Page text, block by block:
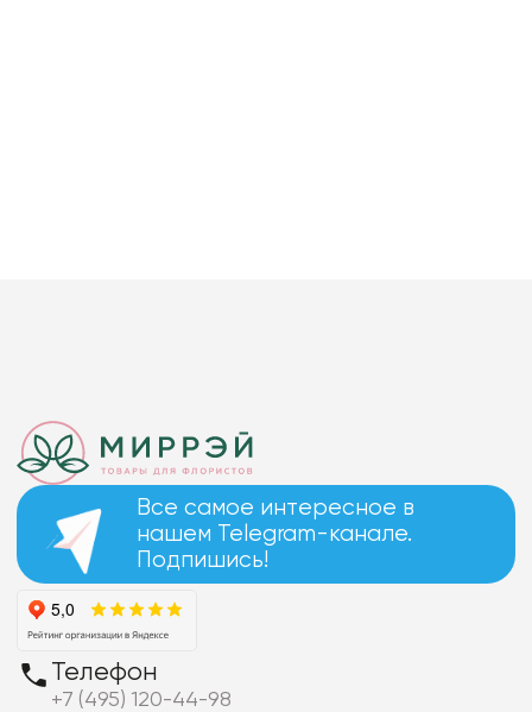
Все самое интересное в
нашем Telegram-канале.
Подпишись!
Телефон
+7 (495) 120-44-98